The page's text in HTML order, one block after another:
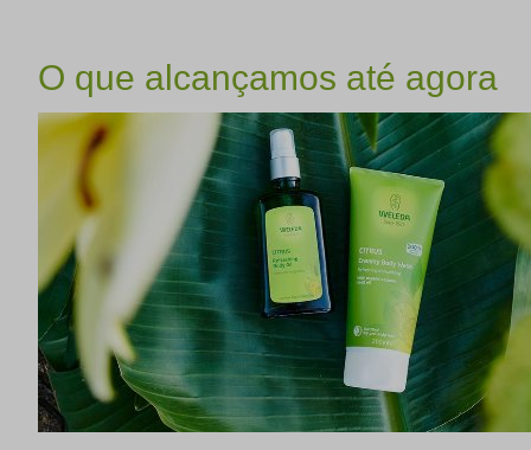
O que alcançamos até agora